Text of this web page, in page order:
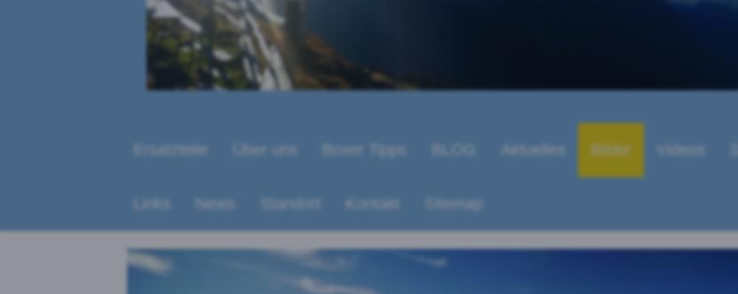
Ersatzteile Über uns Boxer Tipps BLOG Aktuelles Bilder Videos
Links News Standort Kontakt Sitemap